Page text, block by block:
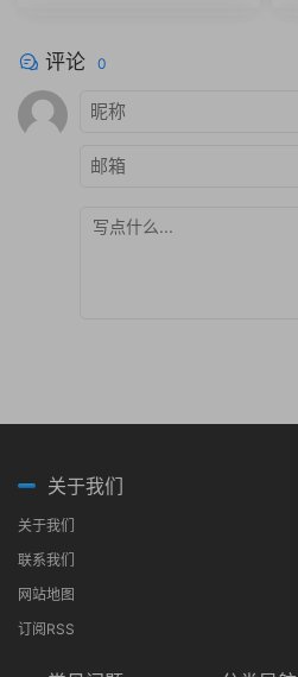
评论 0
关于我们
关于我们
联系我们
网站地图
订阅RSS